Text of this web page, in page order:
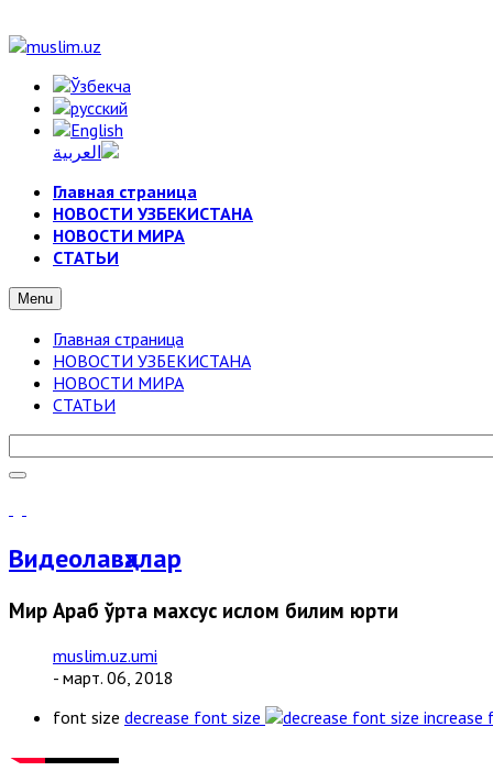
Главная страница
НОВОСТИ УЗБЕКИСТАНА
НОВОСТИ МИРА
СТАТЬИ
Menu
Главная страница
НОВОСТИ УЗБЕКИСТАНА
НОВОСТИ МИРА
СТАТЬИ
Видеолавҳалар
Мир Араб ўрта махсус ислом билим юрти
muslim.uz.umi
- март. 06, 2018
font size decrease font size increase